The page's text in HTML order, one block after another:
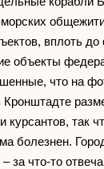
вплоть
объекты
что на
Кронштадте
курсантов, так
болезнен.
за что-то